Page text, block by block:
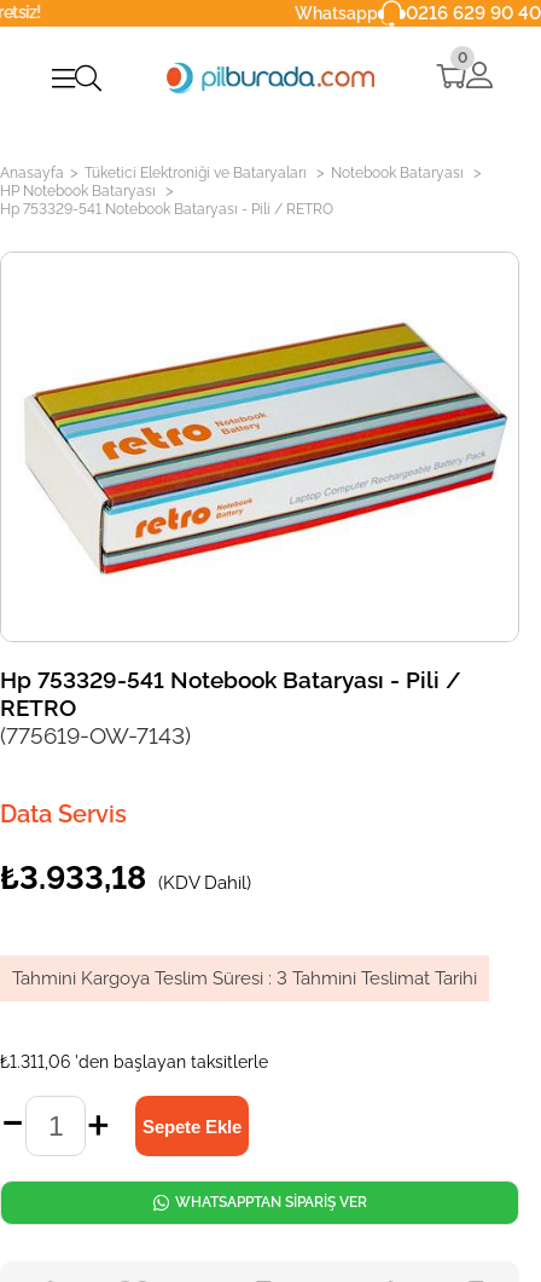
Whatsapp 0216 629 90 40
0
Anasayfa > Tüketici Elektroniği ve Bataryaları > Notebook Bataryası >
HP Notebook Bataryası >
Hp 753329-541 Notebook Bataryası - Pili / RETRO
Hp 753329-541 Notebook Bataryası - Pili /
RETRO
(775619-OW-7143)
Data Servis
₺3.933,18 (KDV Dahil)
Tahmini Kargoya Teslim Süresi : 3 Tahmini Teslimat Tarihi
₺1.311,06 'den başlayan taksitlerle
WHATSAPPTAN SİPARİŞ VER